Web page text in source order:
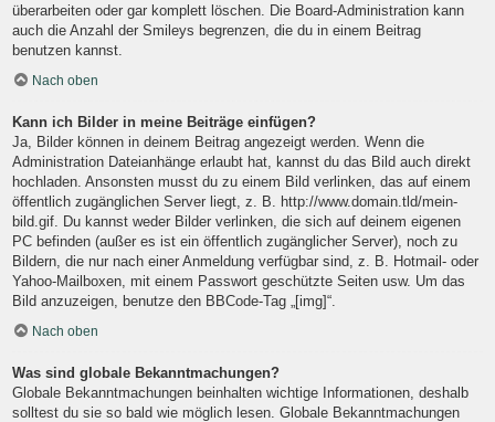
überarbeiten oder gar komplett löschen. Die Board-Administration kann
auch die Anzahl der Smileys begrenzen, die du in einem Beitrag
benutzen kannst.
Nach oben
Kann ich Bilder in meine Beiträge einfügen?
Ja, Bilder können in deinem Beitrag angezeigt werden. Wenn die
Administration Dateianhänge erlaubt hat, kannst du das Bild auch direkt
hochladen. Ansonsten musst du zu einem Bild verlinken, das auf einem
öffentlich zugänglichen Server liegt, z. B. http://www.domain.tld/mein-
bild.gif. Du kannst weder Bilder verlinken, die sich auf deinem eigenen
PC befinden (außer es ist ein öffentlich zugänglicher Server), noch zu
Bildern, die nur nach einer Anmeldung verfügbar sind, z. B. Hotmail- oder
Yahoo-Mailboxen, mit einem Passwort geschützte Seiten usw. Um das
Bild anzuzeigen, benutze den BBCode-Tag „[img]“.
Nach oben
Was sind globale Bekanntmachungen?
Globale Bekanntmachungen beinhalten wichtige Informationen, deshalb
solltest du sie so bald wie möglich lesen. Globale Bekanntmachungen